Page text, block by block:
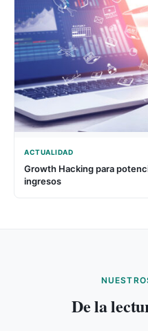
ACTUALIDAD
Growth Hacking para
ingresos
De la